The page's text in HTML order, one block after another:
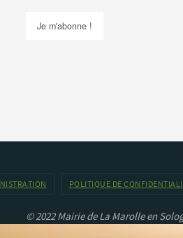
POLITIQUE DE
© 2022 Mairie de La Marolle en